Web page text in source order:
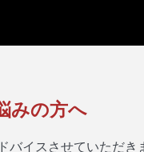
みの方へ
イスさせていただき